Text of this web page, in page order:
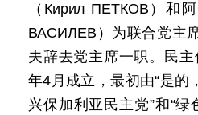
（Кирил ПЕТКОВ）和
ВАСИЛЕВ）为联合党主
夫辞去党主席一职。民
年4月成立，最初由“是的
兴保加利亚民主党”和“绿